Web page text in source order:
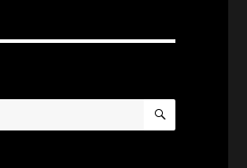
ZOEKEN